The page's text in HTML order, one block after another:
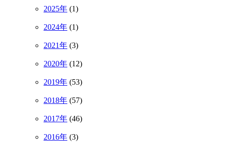
2025年 (1)
2024年 (1)
2021年 (3)
2020年 (12)
2019年 (53)
2018年 (57)
2017年 (46)
2016年 (3)